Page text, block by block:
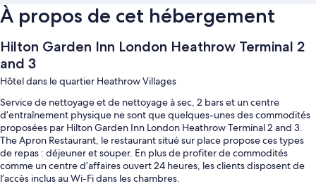
À propos de cet hébergement
Hilton Garden Inn London Heathrow Terminal 2
and 3
Hôtel dans le quartier Heathrow Villages
Service de nettoyage et de nettoyage à sec, 2 bars et un centre
d’entraînement physique ne sont que quelques-unes des commodités
proposées par Hilton Garden Inn London Heathrow Terminal 2 and 3.
The Apron Restaurant, le restaurant situé sur place propose ces types
de repas : déjeuner et souper. En plus de profiter de commodités
comme un centre d’affaires ouvert 24 heures, les clients disposent de
l’accès inclus au Wi-Fi dans les chambres.